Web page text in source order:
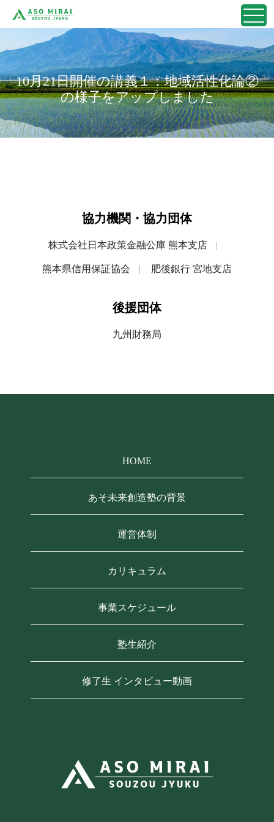
10月21日開催の講義１：地域活性化論②
の様子をアップしました
協力機関・協力団体
株式会社日本政策金融公庫 熊本支店
熊本県信用保証協会 肥後銀行 宮地支店
後援団体
九州財務局
HOME
あそ未来創造塾の背景
運営体制
カリキュラム
事業スケジュール
塾生紹介
修了生 インタビュー動画